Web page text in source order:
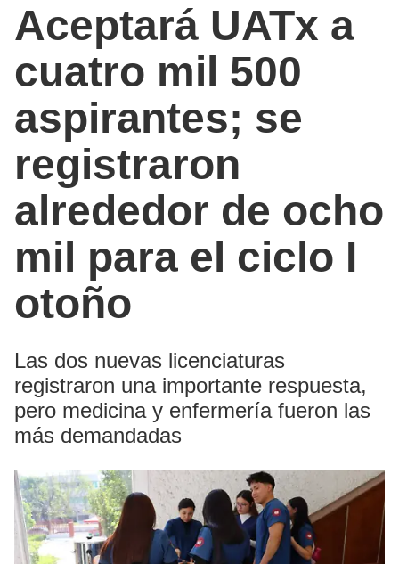
Aceptará UATx a
cuatro mil 500
aspirantes; se
registraron
alrededor de ocho
mil para el ciclo I
otoño
Las dos nuevas licenciaturas
registraron una importante respuesta,
pero medicina y enfermería fueron las
más demandadas